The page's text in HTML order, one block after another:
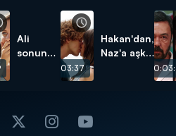
Ali
sonunda
00:03:37
Hakan'dan,
Naz'a aşk